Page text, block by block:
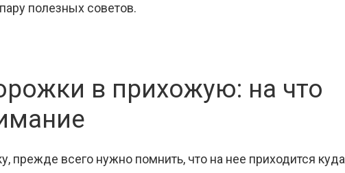
полезных советов.
в прихожую: на что
прежде всего нужно помнить, что на нее приходится куда